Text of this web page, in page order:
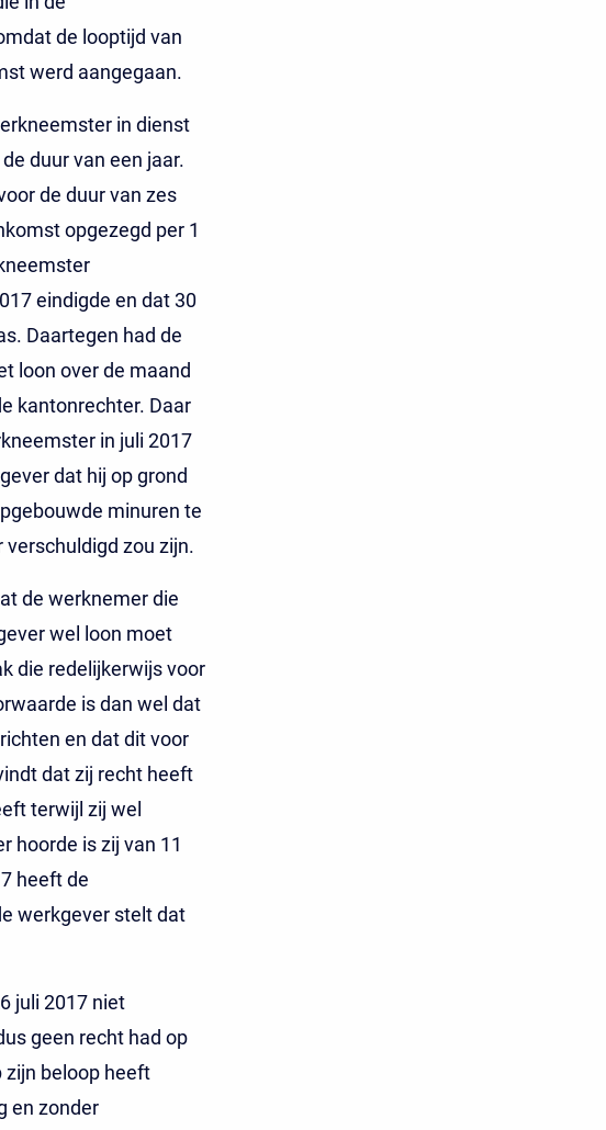
de looptijd van
werd aangegaan.
in dienst
duur van een jaar.
de duur van zes
opgezegd per 1
eindigde en dat 30
Daartegen had de
loon over de maand
kantonrechter. Daar
in juli 2017
dat hij op grond
minuren te
zou zijn.
de werknemer die
wel loon moet
die redelijkerwijs voor
is dan wel dat
en dat dit voor
dat zij recht heeft
terwijl zij wel
hoorde is zij van 11
heeft de
werkgever stelt dat
juli 2017 niet
geen recht had op
zijn beloop heeft
en zonder